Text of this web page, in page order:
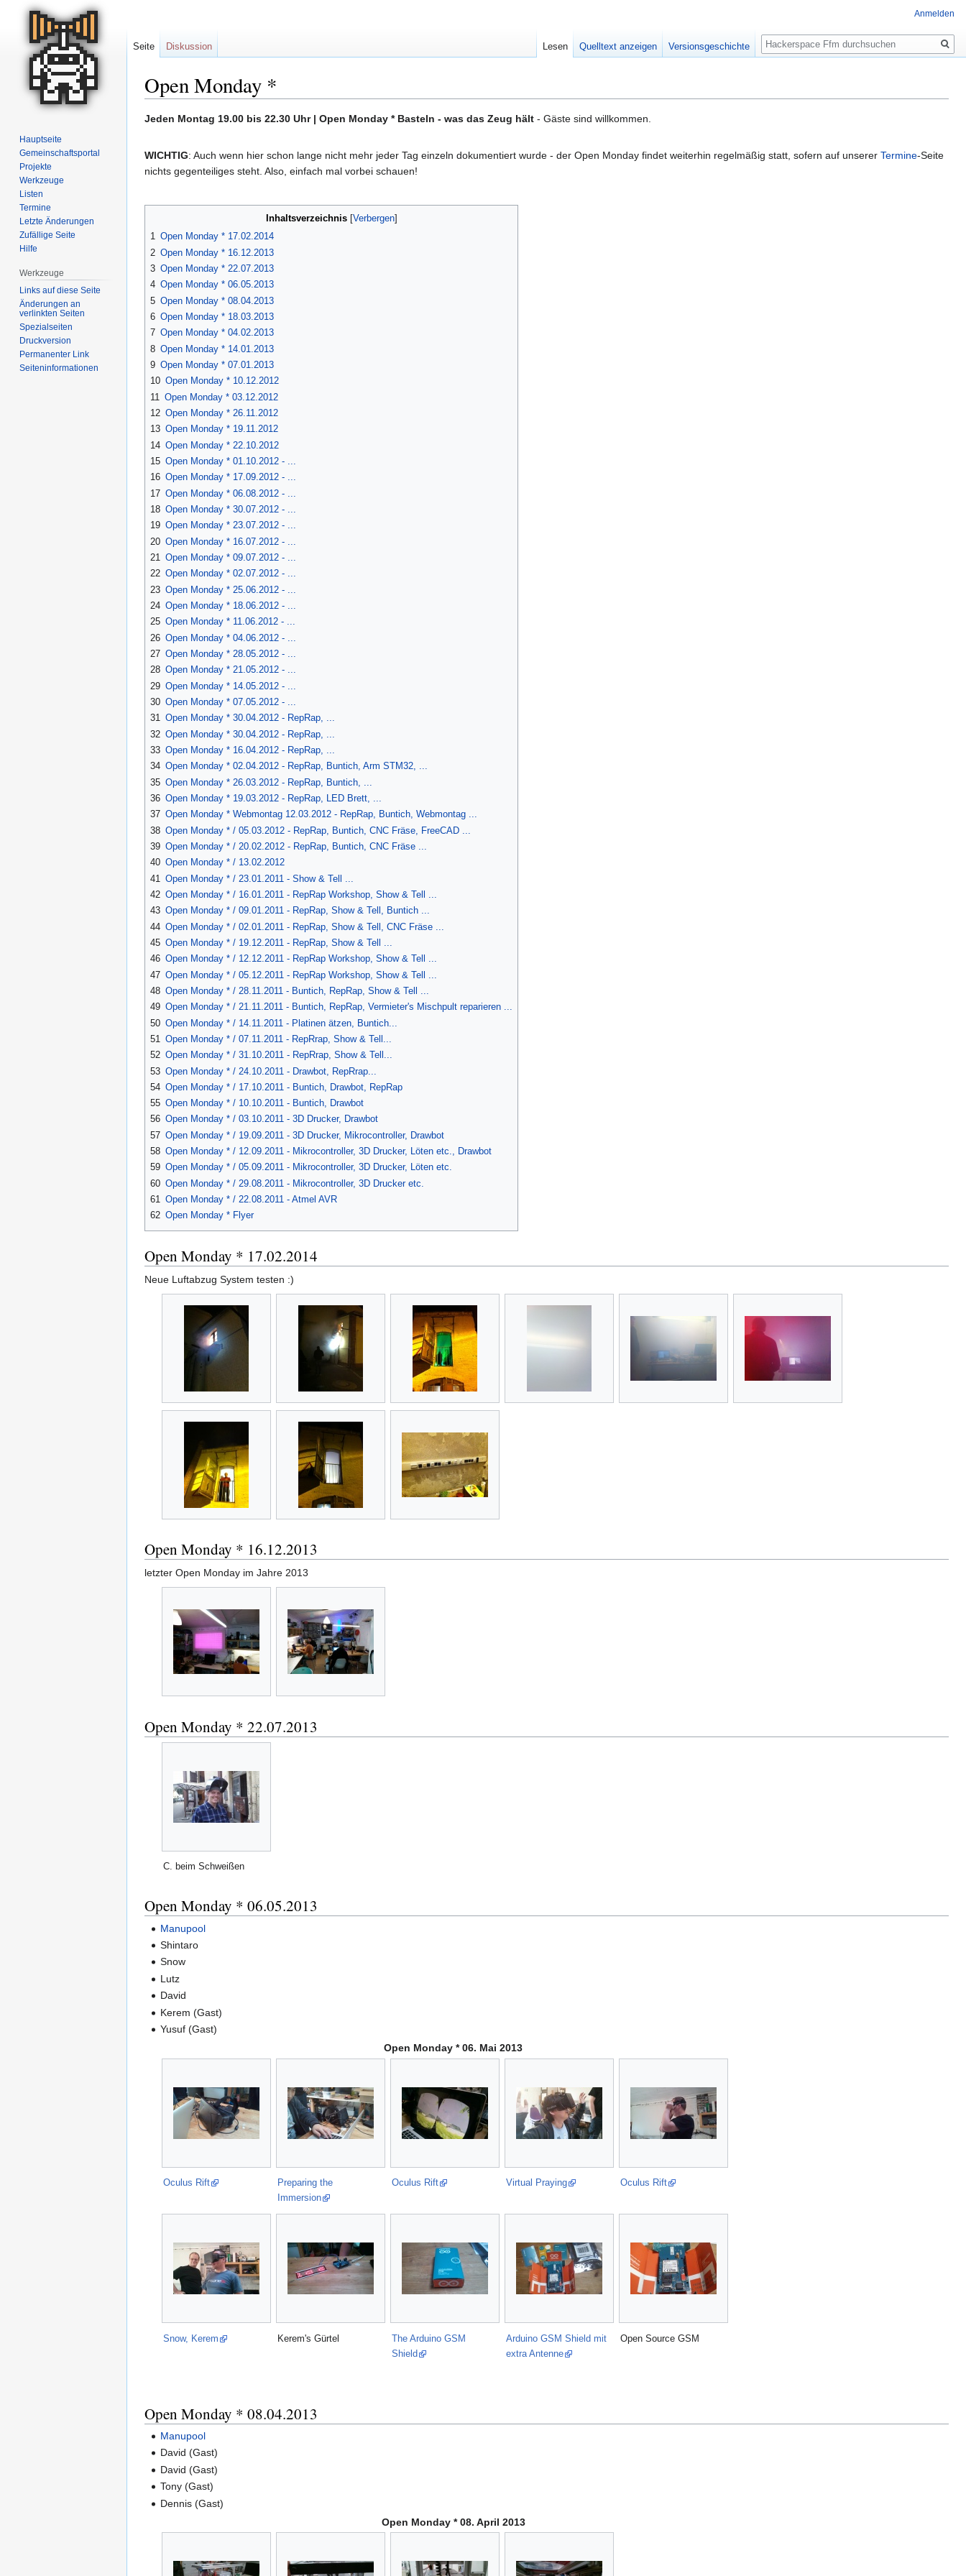
Open Monday *
Zur
springen
Zur
springen
Jeden Montag 19.00 bis 22.30 Uhr | Open Monday * Basteln - was das Zeug hält - Gäste sind willkommen.
WICHTIG: Auch wenn hier schon lange nicht mehr jeder Tag einzeln dokumentiert wurde - der Open Monday findet weiterhin regelmäßig statt, sofern auf unserer Termine-Seite
nichts gegenteiliges steht. Also, einfach mal vorbei schauen!
Inhaltsverzeichnis
1 Open Monday * 17.02.2014
2 Open Monday * 16.12.2013
3 Open Monday * 22.07.2013
4 Open Monday * 06.05.2013
5 Open Monday * 08.04.2013
6 Open Monday * 18.03.2013
7 Open Monday * 04.02.2013
8 Open Monday * 14.01.2013
9 Open Monday * 07.01.2013
10 Open Monday * 10.12.2012
11 Open Monday * 03.12.2012
12 Open Monday * 26.11.2012
13 Open Monday * 19.11.2012
14 Open Monday * 22.10.2012
15 Open Monday * 01.10.2012 - ...
16 Open Monday * 17.09.2012 - ...
17 Open Monday * 06.08.2012 - ...
18 Open Monday * 30.07.2012 - ...
19 Open Monday * 23.07.2012 - ...
20 Open Monday * 16.07.2012 - ...
21 Open Monday * 09.07.2012 - ...
22 Open Monday * 02.07.2012 - ...
23 Open Monday * 25.06.2012 - ...
24 Open Monday * 18.06.2012 - ...
25 Open Monday * 11.06.2012 - ...
26 Open Monday * 04.06.2012 - ...
27 Open Monday * 28.05.2012 - ...
28 Open Monday * 21.05.2012 - ...
29 Open Monday * 14.05.2012 - ...
30 Open Monday * 07.05.2012 - ...
31 Open Monday * 30.04.2012 - RepRap, ...
32 Open Monday * 30.04.2012 - RepRap, ...
33 Open Monday * 16.04.2012 - RepRap, ...
34 Open Monday * 02.04.2012 - RepRap, Buntich, Arm STM32, ...
35 Open Monday * 26.03.2012 - RepRap, Buntich, ...
36 Open Monday * 19.03.2012 - RepRap, LED Brett, ...
37 Open Monday * Webmontag 12.03.2012 - RepRap, Buntich, Webmontag ...
38 Open Monday * / 05.03.2012 - RepRap, Buntich, CNC Fräse, FreeCAD ...
39 Open Monday * / 20.02.2012 - RepRap, Buntich, CNC Fräse ...
40 Open Monday * / 13.02.2012
41 Open Monday * / 23.01.2011 - Show & Tell ...
42 Open Monday * / 16.01.2011 - RepRap Workshop, Show & Tell ...
43 Open Monday * / 09.01.2011 - RepRap, Show & Tell, Buntich ...
44 Open Monday * / 02.01.2011 - RepRap, Show & Tell, CNC Fräse ...
45 Open Monday * / 19.12.2011 - RepRap, Show & Tell ...
46 Open Monday * / 12.12.2011 - RepRap Workshop, Show & Tell ...
47 Open Monday * / 05.12.2011 - RepRap Workshop, Show & Tell ...
48 Open Monday * / 28.11.2011 - Buntich, RepRap, Show & Tell ...
49 Open Monday * / 21.11.2011 - Buntich, RepRap, Vermieter's Mischpult reparieren ...
50 Open Monday * / 14.11.2011 - Platinen ätzen, Buntich...
51
Open Monday * / 07.11.2011 - RepRrap, Show & Tell...
52 Open Monday * / 31.10.2011 - RepRrap, Show & Tell...
53 Open Monday * / 24.10.2011 - Drawbot, RepRrap...
54 Open Monday * / 17.10.2011 - Buntich, Drawbot, RepRap
55 Open Monday * / 10.10.2011 - Buntich, Drawbot
56 Open Monday * / 03.10.2011 - 3D Drucker, Drawbot
57 Open Monday * / 19.09.2011 - 3D Drucker, Mikrocontroller, Drawbot
58 Open Monday * / 12.09.2011 - Mikrocontroller, 3D Drucker, Löten etc., Drawbot
59 Open Monday * / 05.09.2011 - Mikrocontroller, 3D Drucker, Löten etc.
60 Open Monday * / 29.08.2011 - Mikrocontroller, 3D Drucker etc.
61 Open Monday * / 22.08.2011 - Atmel AVR
62 Open Monday * Flyer
Open Monday * 17.02.2014
Neue Luftabzug System testen :)
Open Monday * 16.12.2013
letzter Open Monday im Jahre 2013
Open Monday * 22.07.2013
C. beim Schweißen
Open Monday * 06.05.2013
Manupool
Shintaro
Snow
Lutz
David
Kerem (Gast)
Yusuf (Gast)
Open Monday * 06. Mai 2013
Oculus Rift
Preparing the
Immersion
Oculus Rift Virtual Praying Oculus Rift
Snow, Kerem Kerem's Gürtel
The Arduino GSM
Shield
Arduino GSM Shield mit
extra Antenne
Open Source GSM
Open Monday * 08.04.2013
Manupool
David (Gast)
David (Gast)
Tony (Gast)
Dennis (Gast)
Open Monday * 08. April 2013
Anmelden
Seite Diskussion Lesen Quelltext anzeigen Versionsgeschichte
Suche
Hauptseite
Gemeinschafts­portal
Projekte
Werkzeuge
Listen
Termine
Letzte Änderungen
Zufällige Seite
Hilfe
Werkzeuge
Links auf diese Seite
Änderungen an
verlinkten Seiten
Spezialseiten
Druckversion
Permanenter Link
Seiten­informationen